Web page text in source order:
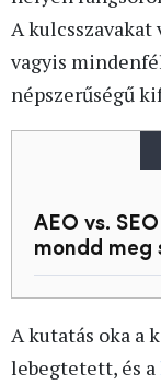
A
vagyis
népszerűségű
AEO vs.
mondd meg
A kutatás oka a
lebegtetett, és a